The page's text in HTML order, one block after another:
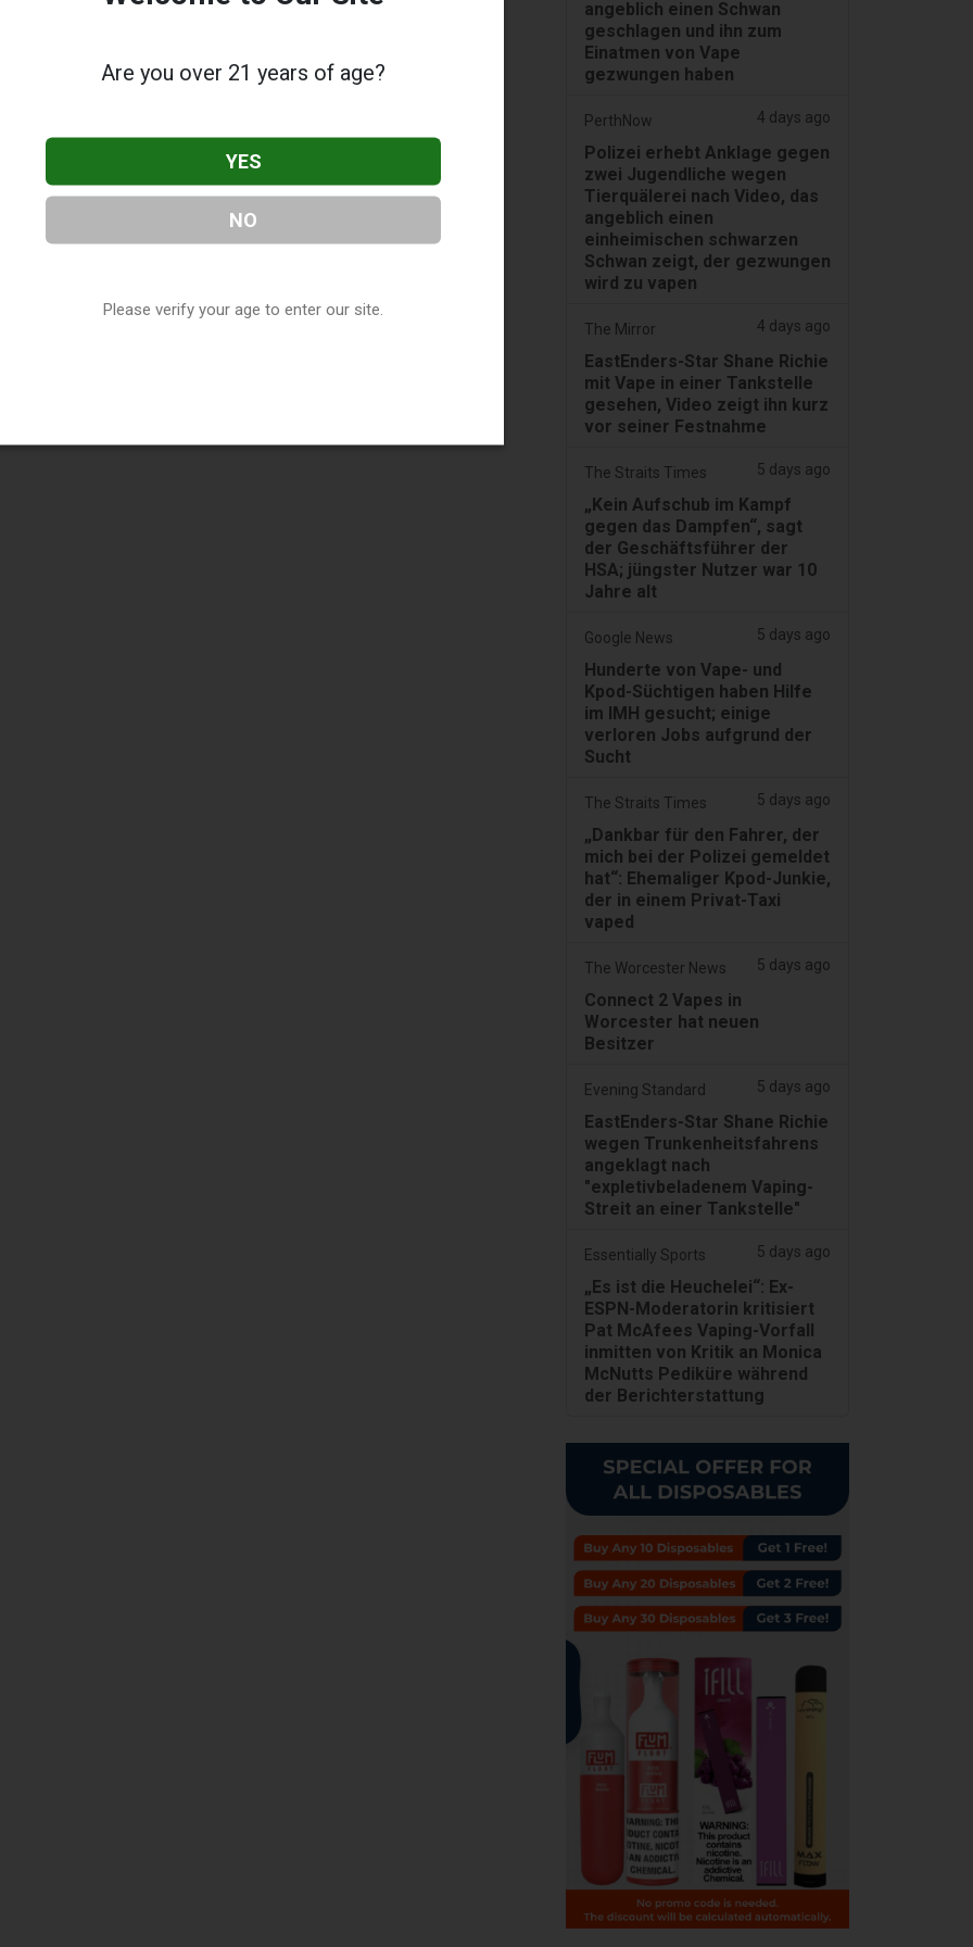
angeblich einen Schwan
geschlagen und ihn zum
Einatmen von Vape
gezwungen haben
PerthNow 4 days ago
Polizei erhebt Anklage gegen
zwei Jugendliche wegen
Tierquälerei nach Video, das
angeblich einen
einheimischen schwarzen
Schwan zeigt, der gezwungen
wird zu vapen
The Mirror 4 days ago
EastEnders-Star Shane Richie
mit Vape in einer Tankstelle
gesehen, Video zeigt ihn kurz
vor seiner Festnahme
The Straits Times 5 days ago
„Kein Aufschub im Kampf
gegen das Dampfen“, sagt
der Geschäftsführer der
HSA; jüngster Nutzer war 10
Jahre alt
Google News 5 days ago
Hunderte von Vape- und
Kpod-Süchtigen haben Hilfe
im IMH gesucht; einige
verloren Jobs aufgrund der
Sucht
The Straits Times 5 days ago
„Dankbar für den Fahrer, der
mich bei der Polizei gemeldet
hat“: Ehemaliger Kpod-Junkie,
der in einem Privat-Taxi
vaped
The Worcester News 5 days ago
Connect 2 Vapes in
Worcester hat neuen
Besitzer
Evening Standard 5 days ago
EastEnders-Star Shane Richie
wegen Trunkenheitsfahrens
angeklagt nach
"expletivbeladenem Vaping-
Streit an einer Tankstelle"
Essentially Sports 5 days ago
„Es ist die Heuchelei“: Ex-
ESPN-Moderatorin kritisiert
Pat McAfees Vaping-Vorfall
inmitten von Kritik an Monica
McNutts Pediküre während
der Berichterstattung
Are you over 21 years of age?
YES
NO
Please verify your age to enter our site.